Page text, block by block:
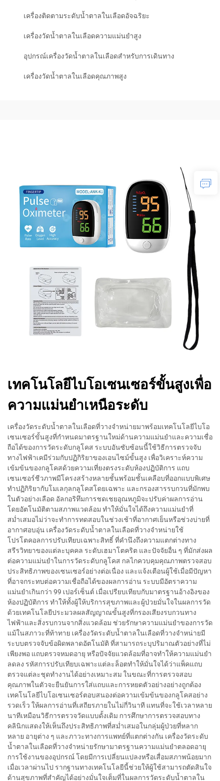
เครื่องติดตามระดับน้ำตาลในเลือดอัจฉริยะ
เครื่องวัดน้ำตาลในเลือดความแม่นยำสูง
อุปกรณ์เครื่องวัดน้ำตาลในเลือดสำหรับการเดินทาง
เครื่องวัดน้ำตาลในเลือดคุณภาพสูง
เทคโนโลยีไบโอเซนเซอร์ขั้นสูงเพื่อ
ความแม่นยำเหนือระดับ
เครื่องวัดระดับน้ำตาลในเลือดที่วางจำหน่ายมาพร้อมเทคโนโลยีไบโอ
เซนเซอร์ขั้นสูงที่กำหนดมาตรฐานใหม่ด้านความแม่นยำและความเชื่อ
ถือได้ของการวัดระดับกลูโคส ระบบอันซับซ้อนนี้ใช้วิธีการตรวจจับ
ทางไฟฟ้าเคมีร่วมกับปฏิกิริยาของเอนไซม์ขั้นสูง เพื่อวิเคราะห์ความ
เข้มข้นของกลูโคสด้วยความเที่ยงตรงระดับห้องปฏิบัติการ แถบ
เซนเซอร์ชีวภาพมีโครงสร้างหลายชั้นพร้อมชั้นเคลือบที่ออกแบบพิเศษ
ทำปฏิกิริยากับโมเลกุลกลูโคสโดยเฉพาะ และกรองสารรบกวนที่มักพบ
ในตัวอย่างเลือด อัลกอริทึมการชดเชยอุณหภูมิจะปรับค่าผลการอ่าน
โดยอัตโนมัติตามสภาพแวดล้อม ทำให้มั่นใจได้ถึงความแม่นยำที่
สม่ำเสมอไม่ว่าจะทำการทดสอบในช่วงเช้าที่อากาศเย็นหรือช่วงบ่ายที่
อากาศอบอุ่น เครื่องวัดระดับน้ำตาลในเลือดที่วางจำหน่ายใช้
โปรโตคอลการปรับเทียบเฉพาะสิทธิ์ ที่คำนึงถึงความแตกต่างทาง
สรีรวิทยาของแต่ละบุคคล ระดับเฮมาโตคริต และปัจจัยอื่น ๆ ที่มักส่งผล
ต่อความแม่นยำในการวัดระดับกลูโคส กลไกควบคุมคุณภาพตรวจสอบ
ประสิทธิภาพของเซนเซอร์อย่างต่อเนื่อง และแจ้งเตือนผู้ใช้เมื่อมีปัญหา
ที่อาจกระทบต่อความเชื่อถือได้ของผลการอ่าน ระบบมีอัตราความ
แม่นยำเกินกว่า 99 เปอร์เซ็นต์ เมื่อเปรียบเทียบกับมาตรฐานอ้างอิงของ
ห้องปฏิบัติการ ทำให้ทั้งผู้ให้บริการสุขภาพและผู้ป่วยมั่นใจในผลการวัด
ด้วยเทคโนโลยีประมวลผลสัญญาณขั้นสูงที่กรองเสียงรบกวนทาง
ไฟฟ้าและสิ่งรบกวนจากสิ่งแวดล้อม ช่วยรักษาความแม่นยำของการวัด
แม้ในสภาวะที่ท้าทาย เครื่องวัดระดับน้ำตาลในเลือดที่วางจำหน่ายมี
ระบบตรวจจับข้อผิดพลาดอัตโนมัติ ที่สามารถระบุปริมาณตัวอย่างที่ไม่
เพียงพอ แถบตรวจหมดอายุ หรือปัจจัยแวดล้อมที่อาจทำให้ความแม่นยำ
ลดลง รหัสการปรับเทียบเฉพาะแต่ละล็อตทำให้มั่นใจได้ว่าแพ็คแถบ
ตรวจแต่ละชุดทำงานได้อย่างเหมาะสม ในขณะที่การตรวจสอบ
คุณภาพในตัวจะยืนยันการใส่แถบและการหยดตัวอย่างอย่างถูกต้อง
เทคโนโลยีไบโอเซนเซอร์ตอบสนองต่อความเข้มข้นของกลูโคสอย่าง
รวดเร็ว ให้ผลการอ่านที่เสถียรภายในไม่กี่วินาที แทนที่จะใช้เวลาหลาย
นาทีเหมือนวิธีการตรวจวัดแบบดั้งเดิม การศึกษาการตรวจสอบทาง
คลินิกแสดงให้เห็นถึงประสิทธิภาพที่สม่ำเสมอในกลุ่มผู้ป่วยที่หลาก
หลาย อายุต่าง ๆ และภาวะทางการแพทย์ที่แตกต่างกัน เครื่องวัดระดับ
น้ำตาลในเลือดที่วางจำหน่ายรักษามาตรฐานความแม่นยำตลอดอายุ
การใช้งานของอุปกรณ์ โดยมีการเปลี่ยนแปลงหรือเสื่อมสภาพน้อยมาก
เมื่อเวลาผ่านไป รากฐานทางเทคโนโลยีนี้ช่วยให้ผู้ใช้สามารถตัดสินใจ
ด้านสุขภาพที่สำคัญได้อย่างมั่นใจเต็มที่ในผลการวัดระดับน้ำตาลใน